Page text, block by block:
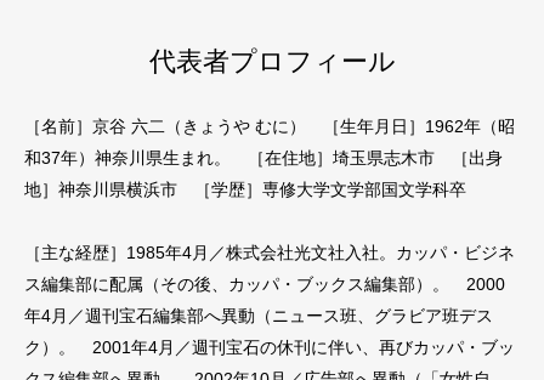
代表者プロフィール
［名前］京谷 六二（きょうや むに） ［生年月日］1962年（昭
和37年）神奈川県生まれ。 ［在住地］埼玉県志木市 ［出身
地］神奈川県横浜市 ［学歴］専修大学文学部国文学科卒
［主な経歴］1985年4月／株式会社光文社入社。カッパ・ビジネ
ス編集部に配属（その後、カッパ・ブックス編集部）。 2000
年4月／週刊宝石編集部へ異動（ニュース班、グラビア班デス
ク）。 2001年4月／週刊宝石の休刊に伴い、再びカッパ・ブッ